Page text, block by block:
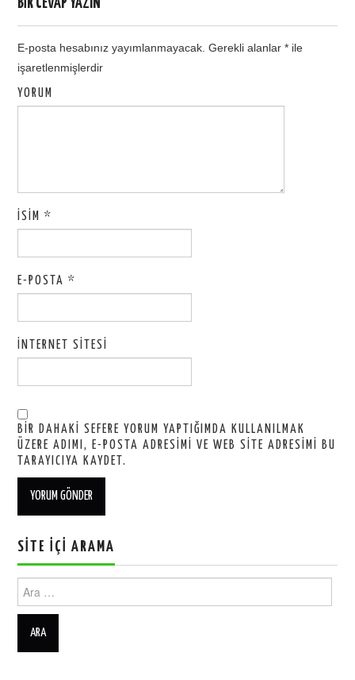
BIR CEVAP YAZIN
E-posta hesabınız yayımlanmayacak. Gerekli alanlar* ile
işaretlenmişlerdir
YORUM
İSIM*
E-POSTA*
İNTERNET SITESI
BIR DAHAKI SEFERE YORUM YAPTIĞIMDA KULLANILMAK
ÜZERE ADIMI, E-POSTA ADRESIMI VE WEB SITE ADRESIMI BU
TARAYICIYA KAYDET.
SITE İÇI ARAMA
Ara: